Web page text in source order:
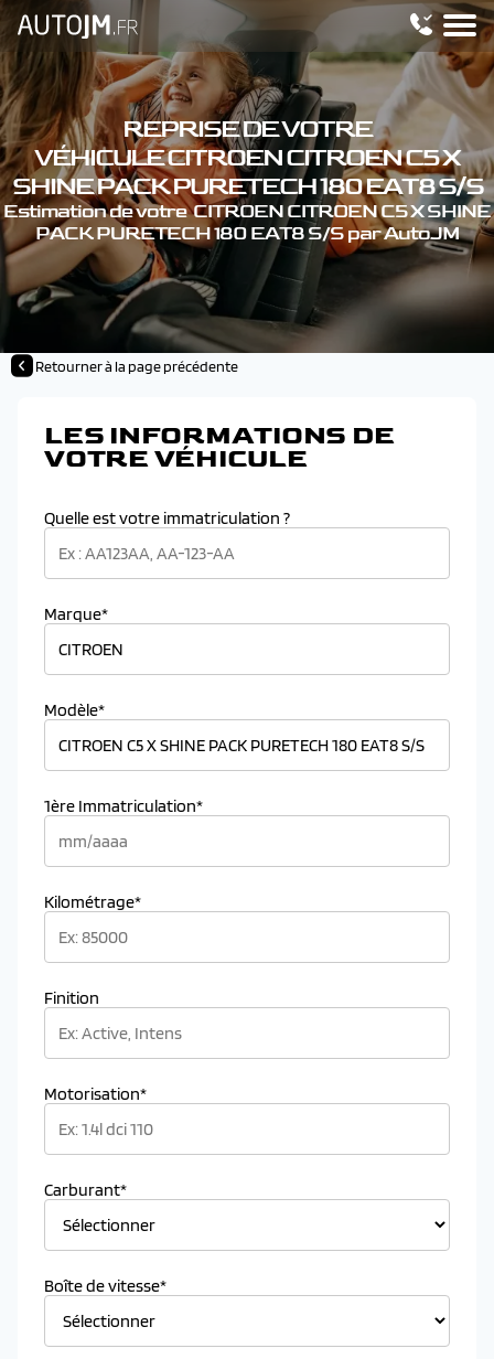
REPRISE DE VOTRE
VÉHICULE CITROEN CITROEN C5 X
SHINE PACK PURETECH 180 EAT8 S/S
Estimation de votre CITROEN CITROEN C5 X SHINE
PACK PURETECH 180 EAT8 S/S par AutoJM
Retourner à la page précédente
LES INFORMATIONS DE
VOTRE VÉHICULE
Quelle est votre immatriculation ?
Marque*
Modèle*
1ère Immatriculation*
Kilométrage*
Finition
Motorisation*
Carburant*
Boîte de vitesse*